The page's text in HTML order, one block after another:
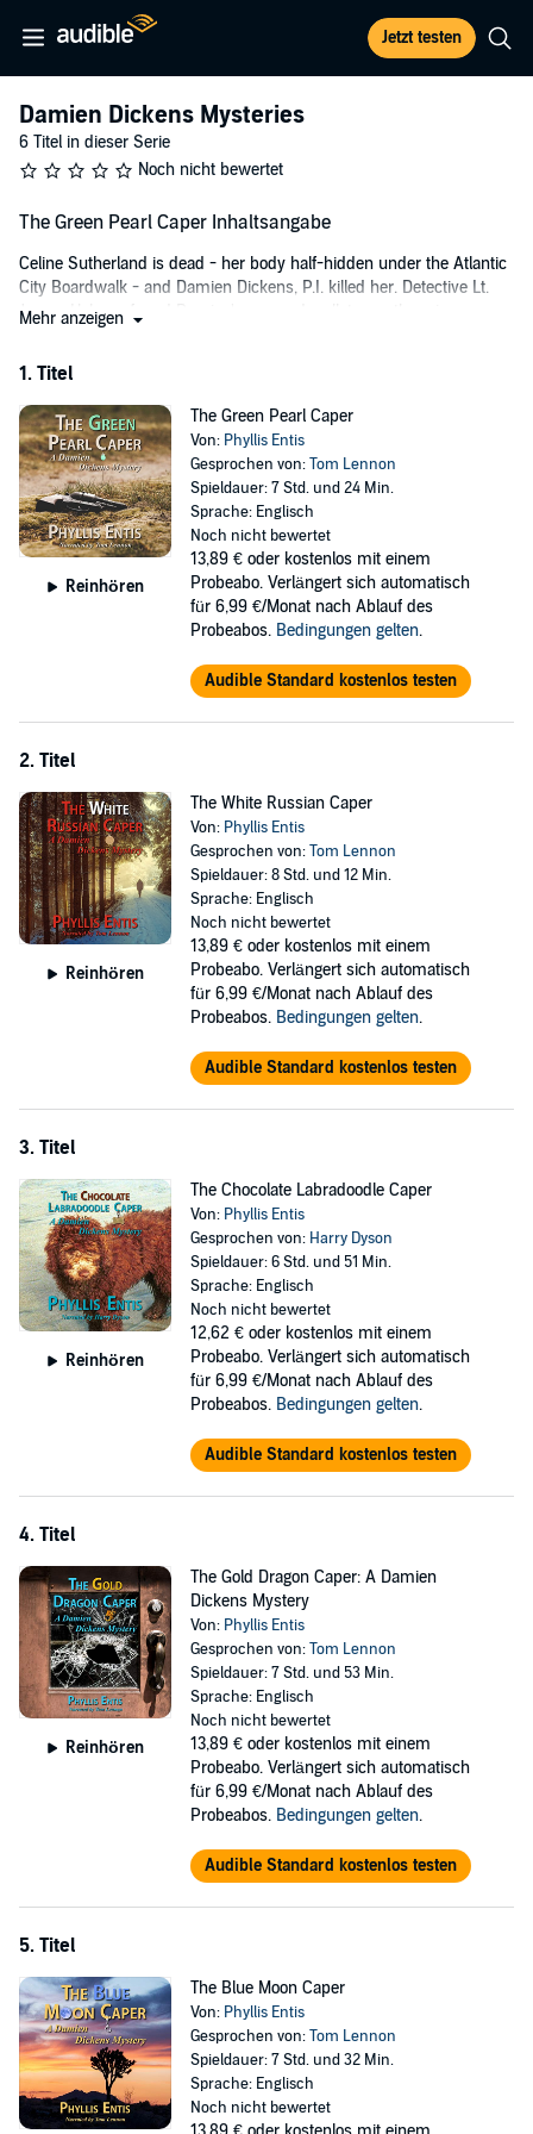
Jetzt testen
Damien Dickens Mysteries
6 Titel in dieser Serie
Noch nicht bewertet
The Green Pearl Caper Inhaltsangabe
Celine Sutherland is dead - her body half-hidden under the Atlantic
City Boardwalk - and Damien Dickens, P.I. killed her. Detective Lt.
James Holmes found Damien's gun and wallet near the crime scene,
sister and CEO of the family's tobacco empire, insists that Dickens
pulled the trigger. And the Sutherlands carry a lot of influence in
Atlantic City. Even Damien's secretary has deserted him - gone to
work for the Sutherlands. Only Celine's younger sister, Susan,
believes in his innocence.
After Susan bails him out of jail, Damien follows his gut and a series
of clues in order to clear his name. His quest takes him to several
Atlantic City landmarks, inland to Everettville, a small New Jersey
town, and north to Vermont, where he confronts Celine's killer.
, set in the summer of 1979, is the first in a
©2015 Phyllis Entis (P)2016 Phyllis Entis
Mehr anzeigen
1. Titel
Reinhören
The Green Pearl Caper
Von: Phyllis Entis
Gesprochen von:Tom Lennon
Spieldauer: 7 Std. und 24 Min.
Sprache: Englisch
Noch nicht bewertet
13,89 € oder kostenlos mit einem
Probeabo. Verlängert sich automatisch
für 6,99 €/Monat nach Ablauf des
Probeabos. Bedingungen gelten.
Audible Standard kostenlos testen
2. Titel
Reinhören
The White Russian Caper
Von: Phyllis Entis
Gesprochen von:Tom Lennon
Spieldauer: 8 Std. und 12 Min.
Sprache: Englisch
Noch nicht bewertet
13,89 € oder kostenlos mit einem
Probeabo. Verlängert sich automatisch
für 6,99 €/Monat nach Ablauf des
Probeabos. Bedingungen gelten.
Audible Standard kostenlos testen
3. Titel
Reinhören
The Chocolate Labradoodle Caper
Von: Phyllis Entis
Gesprochen von: Harry Dyson
Spieldauer: 6 Std. und 51 Min.
Sprache: Englisch
Noch nicht bewertet
12,62 € oder kostenlos mit einem
Probeabo. Verlängert sich automatisch
für 6,99 €/Monat nach Ablauf des
Probeabos. Bedingungen gelten.
Audible Standard kostenlos testen
4. Titel
Reinhören
The Gold Dragon Caper: A Damien
Dickens Mystery
Von: Phyllis Entis
Gesprochen von:Tom Lennon
Spieldauer: 7 Std. und 53 Min.
Sprache: Englisch
Noch nicht bewertet
13,89 € oder kostenlos mit einem
Probeabo. Verlängert sich automatisch
für 6,99 €/Monat nach Ablauf des
Probeabos. Bedingungen gelten.
Audible Standard kostenlos testen
5. Titel
The Blue Moon Caper
Von: Phyllis Entis
Gesprochen von:Tom Lennon
Spieldauer: 7 Std. und 32 Min.
Sprache: Englisch
Noch nicht bewertet